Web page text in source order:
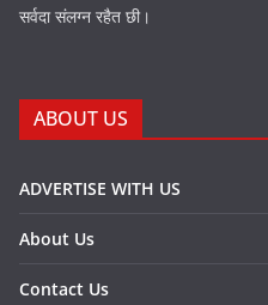
सर्वदा संलग्न रहैत छी।
ABOUT US
ADVERTISE WITH US
About Us
Contact Us